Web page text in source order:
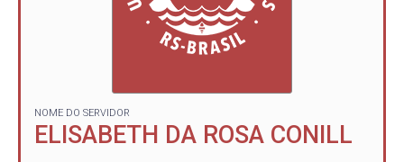
NOME DO SERVIDOR
ELISABETH DA ROSA CONILL